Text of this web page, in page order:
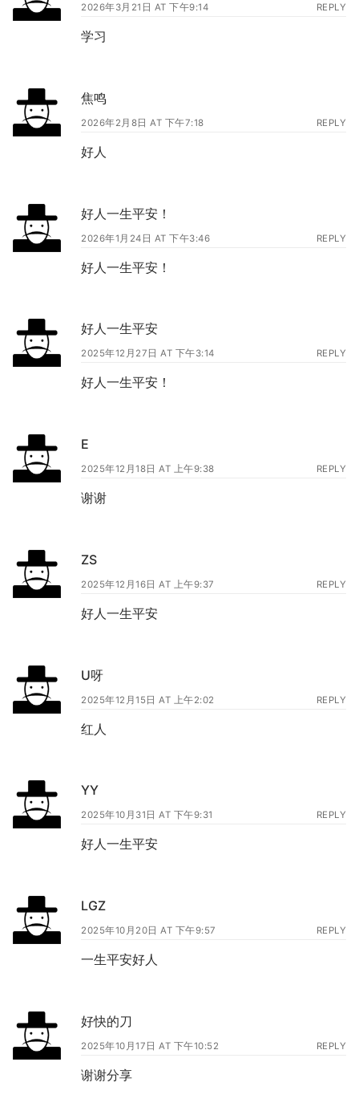
2026年3月21日 AT 下午9:14 REPLY
学习
焦鸣
2026年2月8日 AT 下午7:18 REPLY
好人
好人一生平安！
2026年1月24日 AT 下午3:46 REPLY
好人一生平安！
好人一生平安
2025年12月27日 AT 下午3:14 REPLY
好人一生平安！
E
2025年12月18日 AT 上午9:38 REPLY
谢谢
ZS
2025年12月16日 AT 上午9:37 REPLY
好人一生平安
U呀
2025年12月15日 AT 上午2:02 REPLY
红人
YY
2025年10月31日 AT 下午9:31 REPLY
好人一生平安
LGZ
2025年10月20日 AT 下午9:57 REPLY
一生平安好人
好快的刀
2025年10月17日 AT 下午10:52 REPLY
谢谢分享